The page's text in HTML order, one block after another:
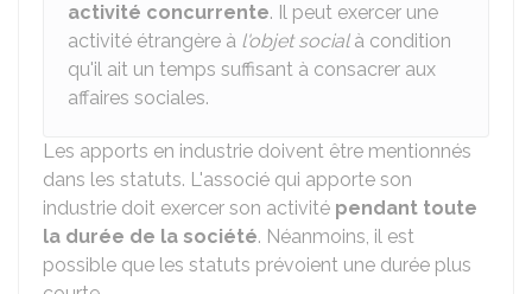
activité concurrente. Il peut exercer une
activité étrangère à l'objet socialà condition
qu'il ait un temps suffisant à consacrer aux
affaires sociales.
Les apports en industrie doivent être mentionnés
dans les statuts. L'associé qui apporte son
industrie doit exercer son activité pendant toute
la durée de la société. Néanmoins, il est
possible que les statuts prévoient une durée plus